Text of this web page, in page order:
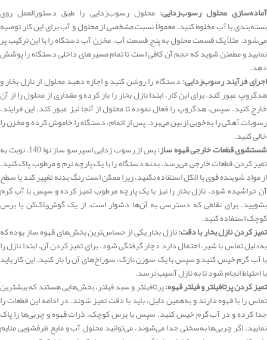
آماده‌سازی محلول رسوب‌زدایی:محلول رسوب‌زدایی را طبق دستورالعمل روی
بسته‌بندی با آب مخلوط کنید. معمولاً نسبت مشخصی از محلول و آب برای این کار توصیه
می‌شود، مثلاً یک قسمت محلول به پنج قسمت آب. مخزن آب دستگاه را با این ترکیب پر
نمایید و مطمئن شوید که حجم آن کافی است تا تمام مسیرهای داخلی دستگاه را پوشش
دهد.
اجرای فرآیند رسوب‌زدایی:دستگاه را روشن کنید و اجازه دهید محلول از نازل بخار و
هدگروپ عبور کند. برای این کار، ابتدا نازل بخار را باز کرده و مقداری از محلول را از آن
خارج کنید. سپس، هدگروپ را فعال نموده تا محلول از آنجا نیز عبور کند. این فرایند،
رسوبات آهکی را به‌خوبی از بین می‌برد. پس از اتمام، دستگاه را خاموش کرده و مخزن را
خالی کنید.
شستشوی قطعات خارجی قهوه ساز:
پس از رسوب زدایی اسپرسو ساز نوا 140، نوبت به
تمیز کردن قطعات خارجی می‌رسد. بدنه دستگاه را با یک پارچه نرم و مرطوب پاک کنید.
از مواد شوینده قوی یا الکل استفاده نکنید، زیرا ممکن است رنگ بدنه تغییر کند یا سطح
آن خراشیده شود. نازل بخار را نیز با یک پارچه مرطوب تمیز کرده و سپس با آب گرم
بشویید. برای نقاطی که دسترسی به آن‌ها دشوار است، از یک گوش‌پاک‌کن یا برس
کوچک استفاده کنید.
تمیز کردن نازل بخار با دقت:نازل بخار یکی از حساس‌ترین بخش‌های قهوه ساز بوده که
به‌دلیل تماس با شیر، احتمال دارد دچار گرفتگی شود. برای تمیز کردن آن، ابتدا نازل را
با آب گرم خیس کنید و سپس با یک سوزن نازک، سوراخ‌های آن را باز کنید. این کار باید
با احتیاط انجام شود تا به نازل آسیب نرسد.
تمیز کردن پرتافیلتر و فیلتر قهوه:پرتافیلتر و سبد فیلتر، بخش‌هایی هستند که بیشترین
تماس را با قهوه دارند و به‌همین دلیل، باید با دقت تمیز شوند. در ادامه این قطعات را
جدا کرده و در آب گرم خیس کنید. سپس با برس کوچک، ذرات قهوه و چربی‌ها را پاک
نمایید. اگر چربی‌ها به‌سختی جدا می‌شوند، می‌توانید محلول آب و مایع ظرفشویی ملایم